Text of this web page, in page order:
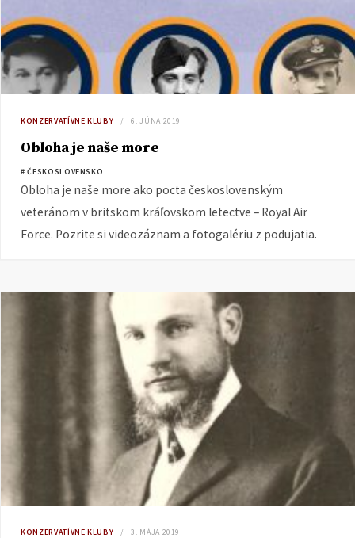
KONZERVATÍVNE KLUBY 6. JÚNA 2019
Obloha je naše more
# ČESKOSLOVENSKO
Obloha je naše more ako pocta československým
veteránom v britskom kráľovskom letectve – Royal Air
Force. Pozrite si videozáznam a fotogalériu z podujatia.
KONZERVATÍVNE KLUBY 3. MÁJA 2019